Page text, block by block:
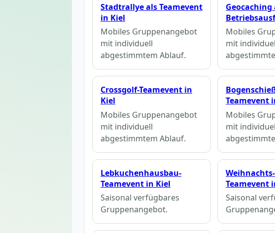
Stadtrallye als Teamevent
in Kiel
Mobiles Gruppenangebot
mit individuell
abgestimmtem Ablauf.
Geocaching
Mobiles
mit
Crossgolf-Teamevent in
Kiel
Mobiles Gruppenangebot
mit individuell
abgestimmtem Ablauf.
Teamevent
Mobiles
mit
Lebkuchenhausbau-
Teamevent in Kiel
Saisonal verfügbares
Gruppenangebot.
Teamevent
Saisonal